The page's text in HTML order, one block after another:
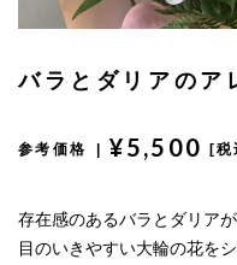
バラとダリアのア
参考価格 | ¥5,500 [税
存在感のあるバラとダリア
目のいきやすい大輪の花を